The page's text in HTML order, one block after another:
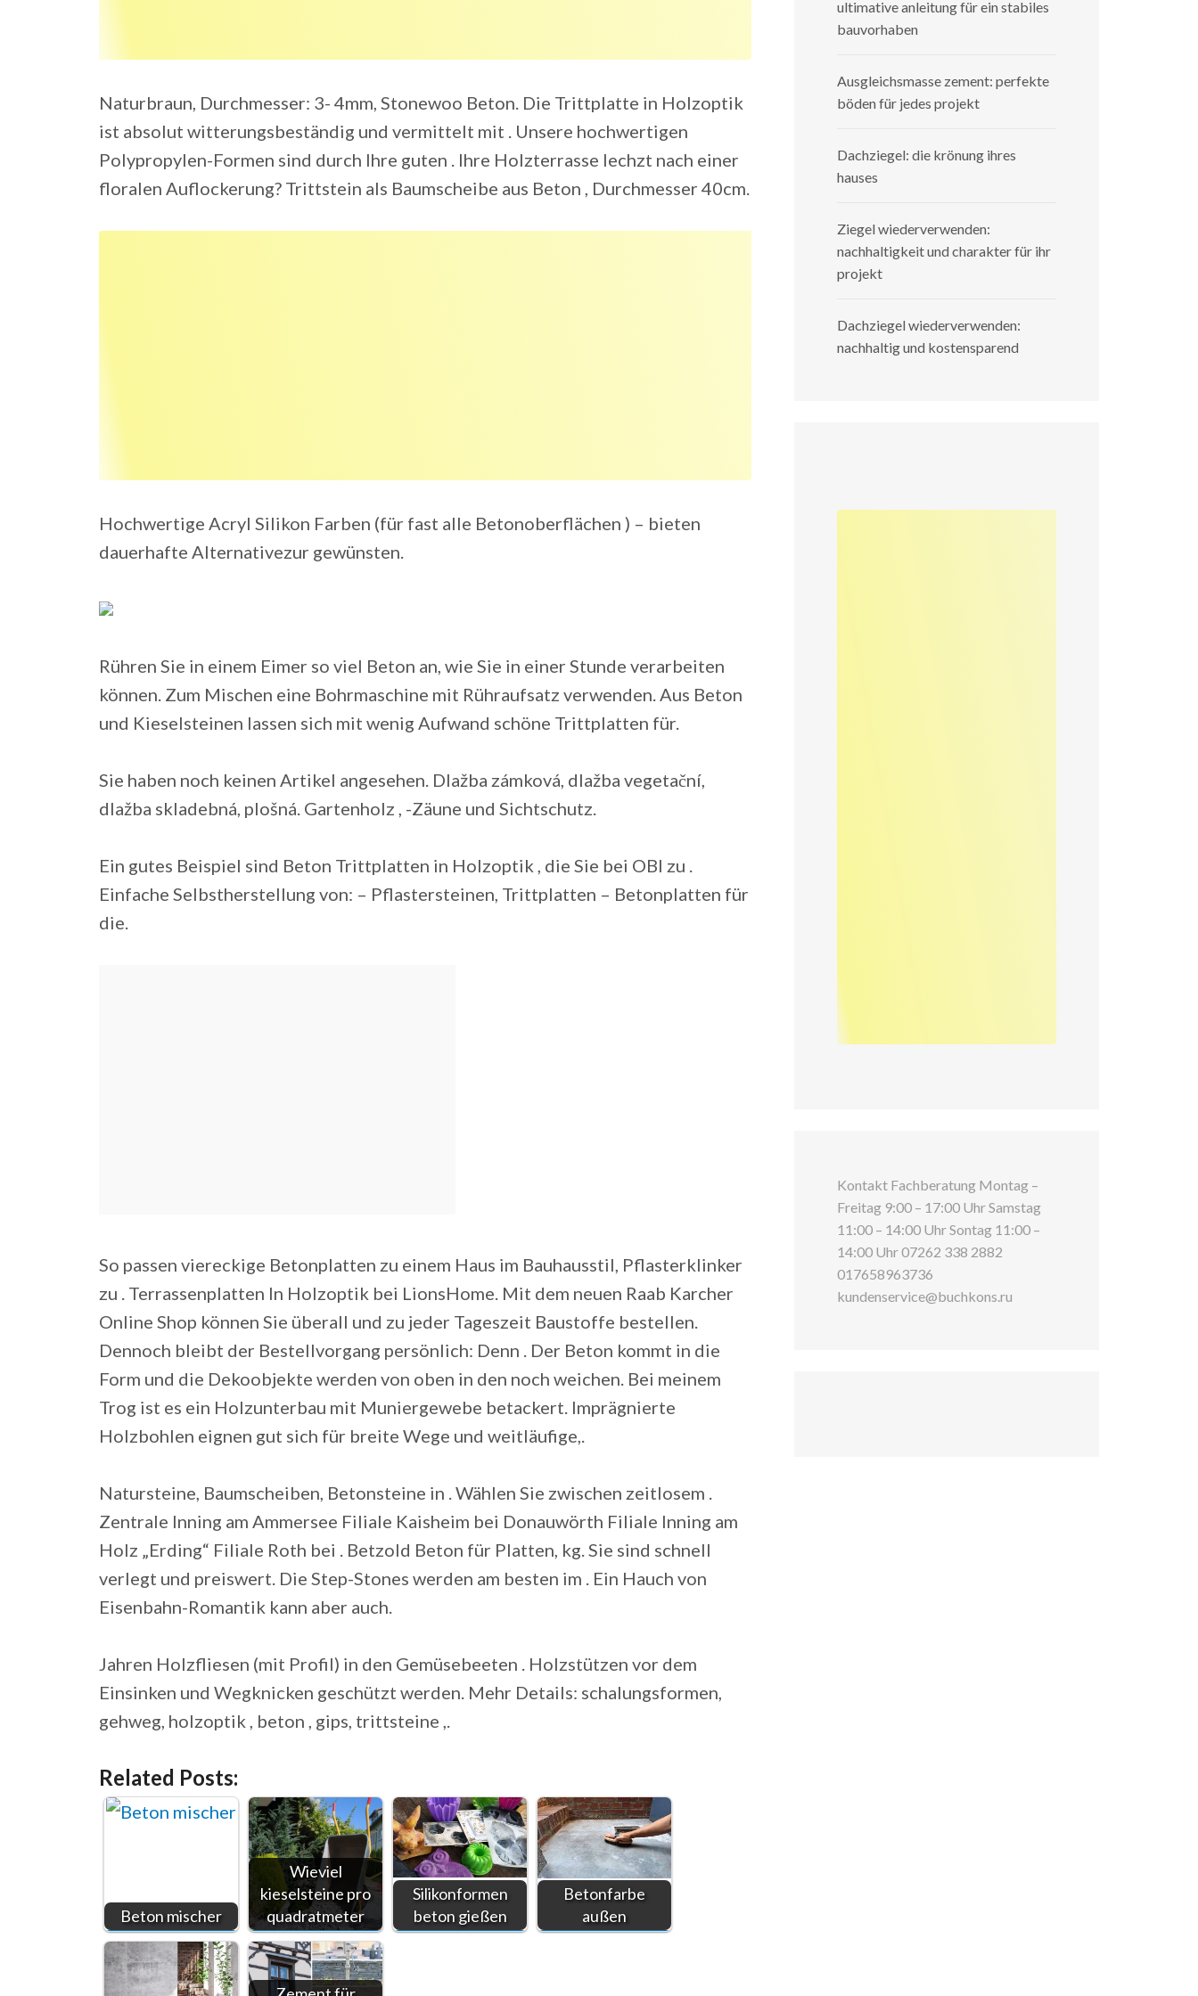
Naturbraun, Durchmesser: 3- 4mm, Stonewoo Beton. Die Trittplatte in Holzoptik
ist absolut witterungsbeständig und vermittelt mit . Unsere hochwertigen
Polypropylen-Formen sind durch Ihre guten . Ihre Holzterrasse lechzt nach einer
floralen Auflockerung? Trittstein als Baumscheibe aus Beton , Durchmesser 40cm.
Hochwertige Acryl Silikon Farben (für fast alle Betonoberflächen ) – bieten
dauerhafte Alternativezur gewünsten.
Rühren Sie in einem Eimer so viel Beton an, wie Sie in einer Stunde verarbeiten
können. Zum Mischen eine Bohrmaschine mit Rühraufsatz verwenden. Aus Beton
und Kieselsteinen lassen sich mit wenig Aufwand schöne Trittplatten für.
Sie haben noch keinen Artikel angesehen. Dlažba zámková, dlažba vegetační,
dlažba skladebná, plošná. Gartenholz , -Zäune und Sichtschutz.
Ein gutes Beispiel sind Beton Trittplatten in Holzoptik , die Sie bei OBI zu .
Einfache Selbstherstellung von: – Pflastersteinen, Trittplatten – Betonplatten für
die.
So passen viereckige Betonplatten zu einem Haus im Bauhausstil, Pflasterklinker
zu . Terrassenplatten In Holzoptik bei LionsHome. Mit dem neuen Raab Karcher
Online Shop können Sie überall und zu jeder Tageszeit Baustoffe bestellen.
Dennoch bleibt der Bestellvorgang persönlich: Denn . Der Beton kommt in die
Form und die Dekoobjekte werden von oben in den noch weichen. Bei meinem
Trog ist es ein Holzunterbau mit Muniergewebe betackert. Imprägnierte
Holzbohlen eignen gut sich für breite Wege und weitläufige,.
Natursteine, Baumscheiben, Betonsteine in . Wählen Sie zwischen zeitlosem .
Zentrale Inning am Ammersee Filiale Kaisheim bei Donauwörth Filiale Inning am
Holz „Erding“ Filiale Roth bei . Betzold Beton für Platten, kg. Sie sind schnell
verlegt und preiswert. Die Step-Stones werden am besten im . Ein Hauch von
Eisenbahn-Romantik kann aber auch.
Jahren Holzfliesen (mit Profil) in den Gemüsebeeten . Holzstützen vor dem
Einsinken und Wegknicken geschützt werden. Mehr Details: schalungsformen,
gehweg, holzoptik , beton , gips, trittsteine ,.
Related Posts:
Beton mischer
Wieviel
kieselsteine pro
quadratmeter
Silikonformen
beton gießen
Betonfarbe
außen
ultimative anleitung für ein stabiles
bauvorhaben
Ausgleichsmasse zement: perfekte
böden für jedes projekt
Dachziegel: die krönung ihres
hauses
Ziegel wiederverwenden:
nachhaltigkeit und charakter für ihr
projekt
Dachziegel wiederverwenden:
nachhaltig und kostensparend
Kontakt Fachberatung Montag –
Freitag 9:00 – 17:00 Uhr Samstag
11:00 – 14:00 Uhr Sontag 11:00 –
14:00 Uhr 07262 338 2882
017658963736
kundenservice@buchkons.ru